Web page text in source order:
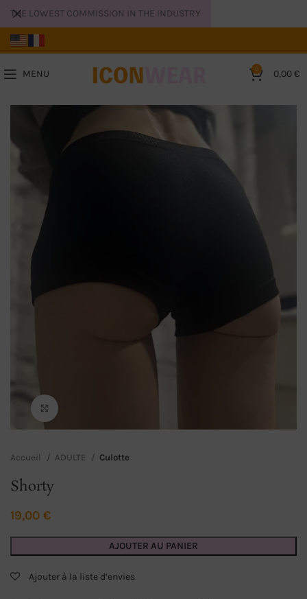
MENU 0 0,00€
Accueil ADULTE Culotte
Shorty
19,00 €
AJOUTER AU PANIER
Ajouter à la liste d’envies
THE LOWEST COMMISSION IN THE INDUSTRY